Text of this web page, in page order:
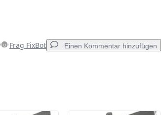
Frag FixBot Einen Kommentar hinzufügen